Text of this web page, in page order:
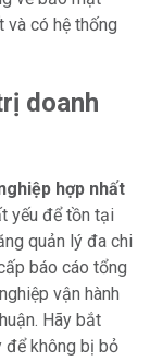
và có hệ thống
doanh
hợp nhất
yếu để tồn tại
quản lý đa chi
báo cáo tổng
vận hành
Hãy bắt
để không bị bỏ